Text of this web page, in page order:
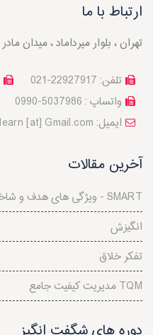
ارتباط با ما
تهران ، بلوار میرداماد ، میدان مادر ،
تلفن: 22927917-021
واتساپ : 5037986-0990
a2zelearn [at] Gmail.com :ایمیل
آخرین مقالات
ویژگی های هدف و شاخص - SMART
انگیزش
تفکر خلاق
مدیریت کیفیت جامع TQM